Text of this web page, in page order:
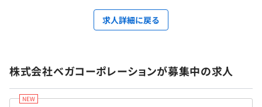
求人詳細に戻る
株式会社ベガコーポレーションが募集中の求人